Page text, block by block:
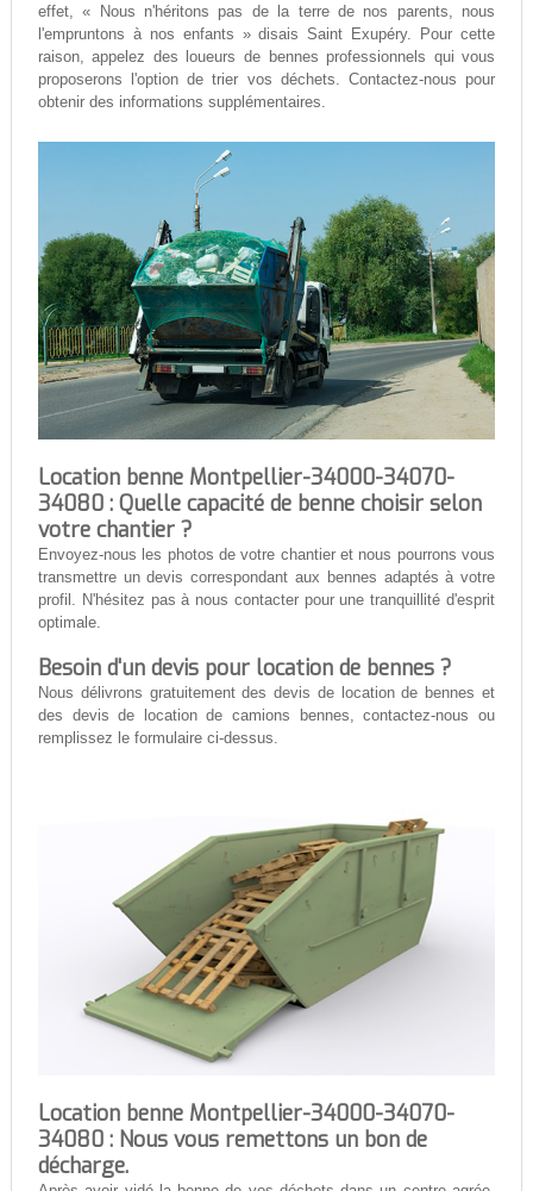
effet, « Nous n'héritons pas de la terre de nos parents, nous
l'empruntons à nos enfants » disais Saint Exupéry. Pour cette
raison, appelez des loueurs de bennes professionnels qui vous
proposerons l'option de trier vos déchets. Contactez-nous pour
obtenir des informations supplémentaires.
Location benne Montpellier-34000-34070-
34080 : Quelle capacité de benne choisir selon
votre chantier ?
Envoyez-nous les photos de votre chantier et nous pourrons vous
transmettre un devis correspondant aux bennes adaptés à votre
profil. N'hésitez pas à nous contacter pour une tranquillité d'esprit
optimale.
Besoin d'un devis pour location de bennes ?
Nous délivrons gratuitement des devis de location de bennes et
des devis de location de camions bennes, contactez-nous ou
remplissez le formulaire ci-dessus.
Location benne Montpellier-34000-34070-
34080 : Nous vous remettons un bon de
décharge.